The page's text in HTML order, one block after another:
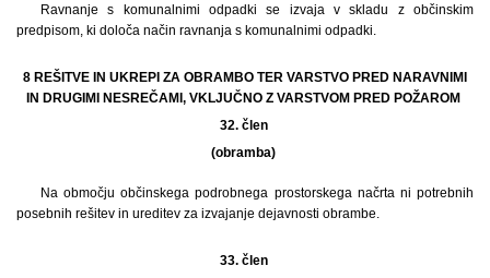
Ravnanje s komunalnimi odpadki se izvaja v skladu z občinskim
predpisom, ki določa način ravnanja s komunalnimi odpadki.
8 REŠITVE IN UKREPI ZA OBRAMBO TER VARSTVO PRED NARAVNIMI
IN DRUGIMI NESREČAMI, VKLJUČNO Z VARSTVOM PRED POŽAROM
32. člen
(obramba)
Na območju občinskega podrobnega prostorskega načrta ni potrebnih
posebnih rešitev in ureditev za izvajanje dejavnosti obrambe.
33. člen